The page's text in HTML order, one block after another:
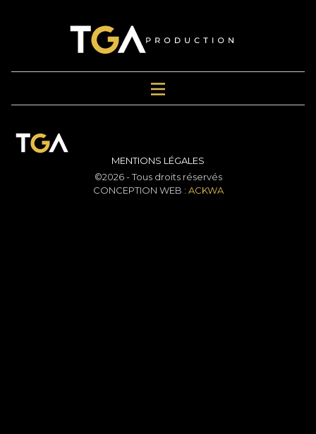
MENTIONS LÉGALES
©2026 - Tous droits réservés
CONCEPTION WEB : ACKWA